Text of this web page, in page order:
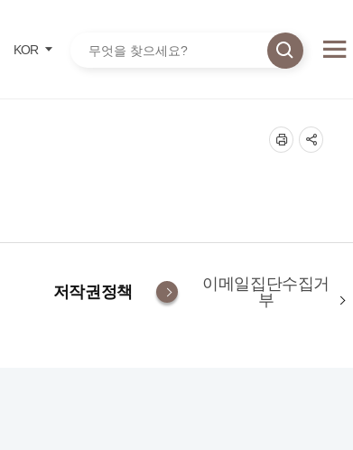
KOR
저작권정책
이메일집단수집거
부